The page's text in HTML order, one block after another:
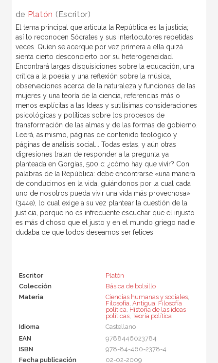
de Platón (Escritor)
El tema principal que articula la República es la justicia;
así lo reconocen Sócrates y sus interlocutores repetidas
veces. Quien se acerque por vez primera a ella quizá
sienta cierto desconcierto por su heterogeneidad.
Encontrará largas disquisiciones sobre la educación, una
crítica a la poesía y una reflexión sobre la música,
observaciones acerca de la naturaleza y funciones de las
mujeres y una teoría de la ciencia, referencias más o
menos explícitas a las Ideas y sutilísimas consideraciones
psicológicas y políticas sobre los procesos de
transformación de las almas y de las formas de gobierno.
Leerá, asimismo, páginas de contenido teológico y
páginas de análisis social... Todas estas, y aún otras
digresiones tratan de responder a la pregunta ya
planteada en Gorgias, 500 c: ¿cómo hay que vivir? Con
palabras de la República: debe encontrarse «una manera
de conducirnos en la vida, guiándonos por la cual cada
uno de nosotros pueda vivir una vida más provechosa»
(344e), lo cual exige a su vez plantear la cuestión de la
justicia, porque no es infrecuente escuchar que el injusto
es más dichoso que el justo y en el mundo griego nadie
dudaba de que todos deseamos ser felices.
Escritor
Platón
Colección
Básica de bolsillo
Materia
Ciencias humanas y sociales,
Filosofía Antigua Filosofía
política Historia de las ideas
políticas,Teoría política
Idioma
Castellano
EAN
9788446023784
ISBN
978-84-460-2378-4
Fecha publicación
02-02-2009